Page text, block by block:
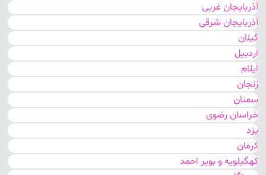
آذربایجان غربی
آذربایجان شرقی
گیلان
اردبیل
ایلام
زنجان
سمنان
خراسان رضوی
یزد
کرمان
کهگیلویه و بویر احمد